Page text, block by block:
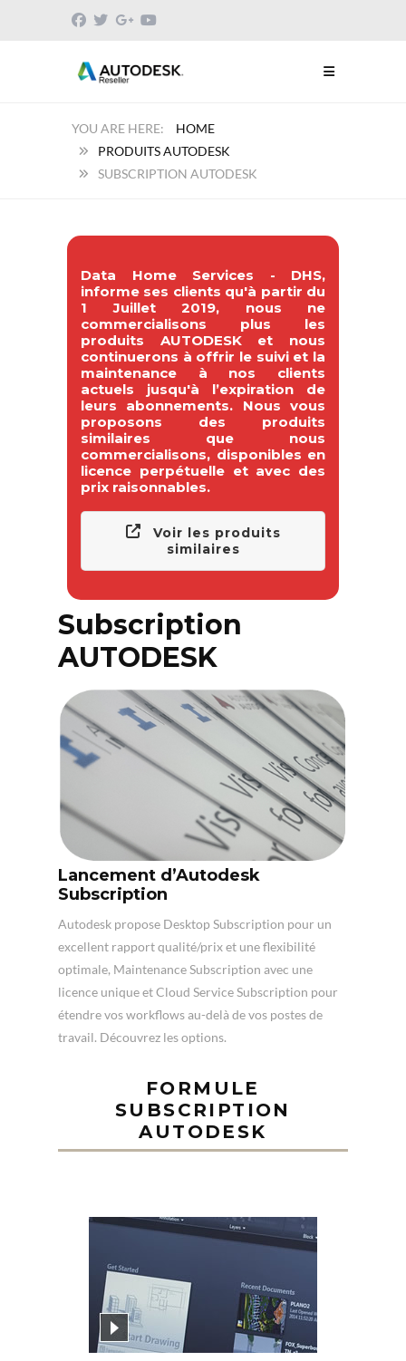
HOME
PRODUITS AUTODESK
SUBSCRIPTION AUTODESK
Data Home Services - DHS,
informe ses clients qu'à partir du
1 Juillet 2019, nous ne
commercialisons plus les
produits AUTODESK et nous
continuerons à offrir le suivi et la
maintenance à nos clients
actuels jusqu'à l’expiration de
leurs abonnements. Nous vous
proposons des produits
similaires que nous
commercialisons, disponibles en
licence perpétuelle et avec des
prix raisonnables.
Voir les produits
similaires
Subscription
AUTODESK
Lancement d’Autodesk
Subscription
Autodesk propose Desktop Subscription pour un
excellent rapport qualité/prix et une flexibilité
optimale, Maintenance Subscription avec une
licence unique et Cloud Service Subscription pour
étendre vos workflows au-delà de vos postes de
travail. Découvrez les options.
FORMULE
SUBSCRIPTION
AUTODESK